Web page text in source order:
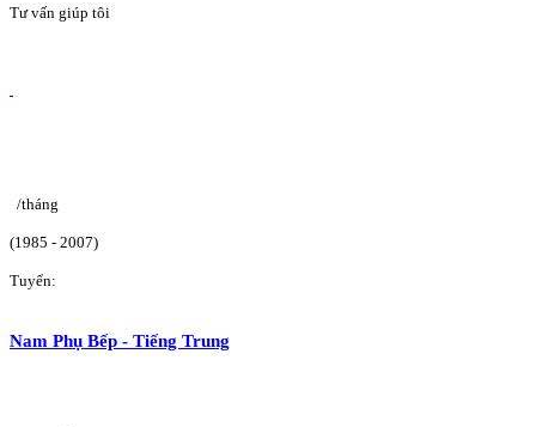
Tư vấn giúp tôi
/tháng
(1985 - 2007)
Tuyển:
Nam Phụ Bếp - Tiếng Trung